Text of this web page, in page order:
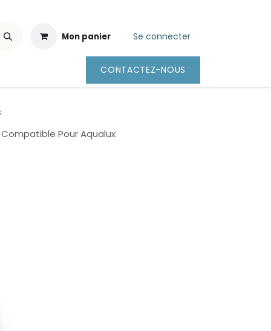
Mon panier Se connecter
CONTACTEZ-NOUS
Pour Aqualux